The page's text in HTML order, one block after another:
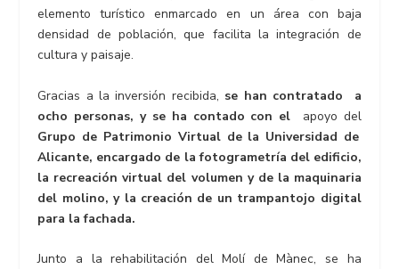
elemento turístico enmarcado en un área con baja
densidad de población, que facilita la integración de
cultura y paisaje.
Gracias a la inversión recibida, se han contratado a
ocho personas, y se ha contado con el
apoyo del
Grupo de Patrimonio Virtual de la Universidad de
Alicante, encargado de la fotogrametría del edificio,
la recreación virtual del volumen y de la maquinaria
del molino, y la creación de un trampantojo digital
para la fachada.
Junto a la rehabilitación del Molí de Mànec, se ha